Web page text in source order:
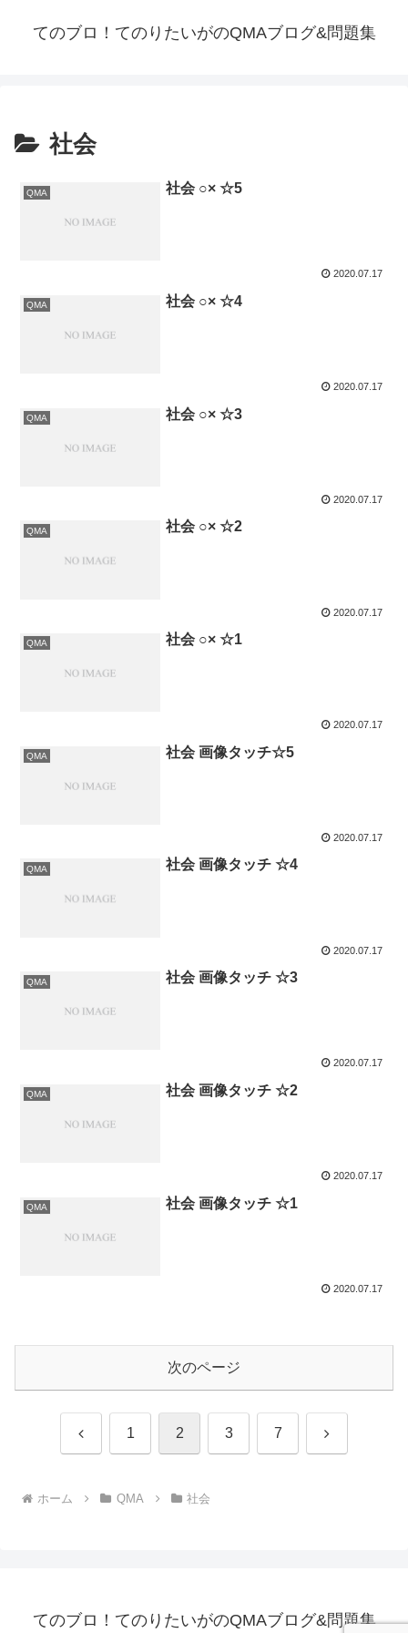
てのブロ！てのりたいがのQMAブログ&問題集
社会
QMA 社会 ○× ☆5
2020.07.17
QMA 社会 ○× ☆4
2020.07.17
QMA 社会 ○× ☆3
2020.07.17
QMA 社会 ○× ☆2
2020.07.17
QMA 社会 ○× ☆1
2020.07.17
QMA 社会 画像タッチ☆5
2020.07.17
QMA 社会 画像タッチ ☆4
2020.07.17
QMA 社会 画像タッチ ☆3
2020.07.17
QMA 社会 画像タッチ ☆2
2020.07.17
QMA 社会 画像タッチ ☆1
2020.07.17
次のページ
前 1 2 3 7 次
ホーム QMA 社会
てのブロ！てのりたいがのQMAブログ&問題集